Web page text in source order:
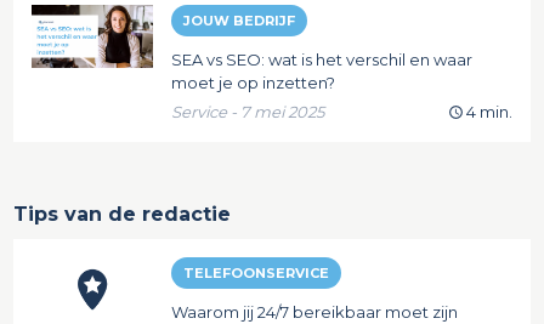
JOUW BEDRIJF
SEA vs SEO: wat is het verschil en waar
moet je op inzetten?
Service - 7 mei 2025
4 min.
Tips van de redactie
TELEFOONSERVICE
Waarom jij 24/7 bereikbaar moet zijn